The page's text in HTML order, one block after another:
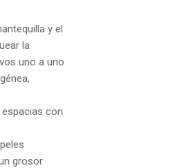
y el
la
uno a uno
espacias con
grosor